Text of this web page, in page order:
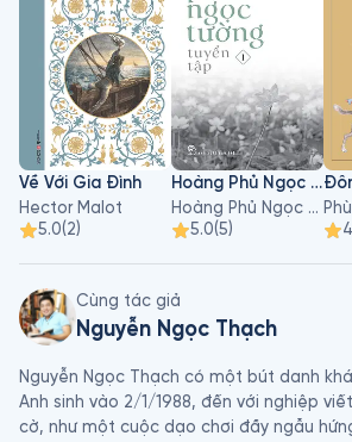
Về Với Gia Đình
Hector Malot
5.0(2)
Hoàng Phủ Ngọc Tường - Tập 1
Hoàng Phủ Ngọc Tường
5.0(5)
Cùng tác giả
Nguyễn Ngọc Thạch
Nguyễn Ngọc Thạch có một bút danh
Anh sinh vào 2/1/1988, đến với nghiệp
cờ, như một cuộc dạo chơi đầy ngẫu